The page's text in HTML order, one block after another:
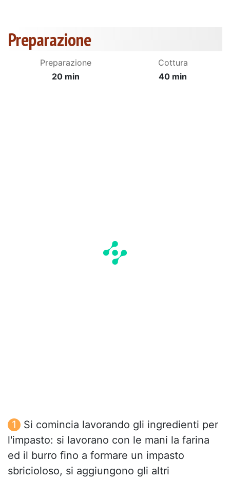
Preparazione
Preparazione
20 min
Cottura
40 min
Si comincia lavorando gli ingredienti per
l'impasto: si lavorano con le mani la farina
ed il burro fino a formare un impasto
sbricioloso, si aggiungono gli altri